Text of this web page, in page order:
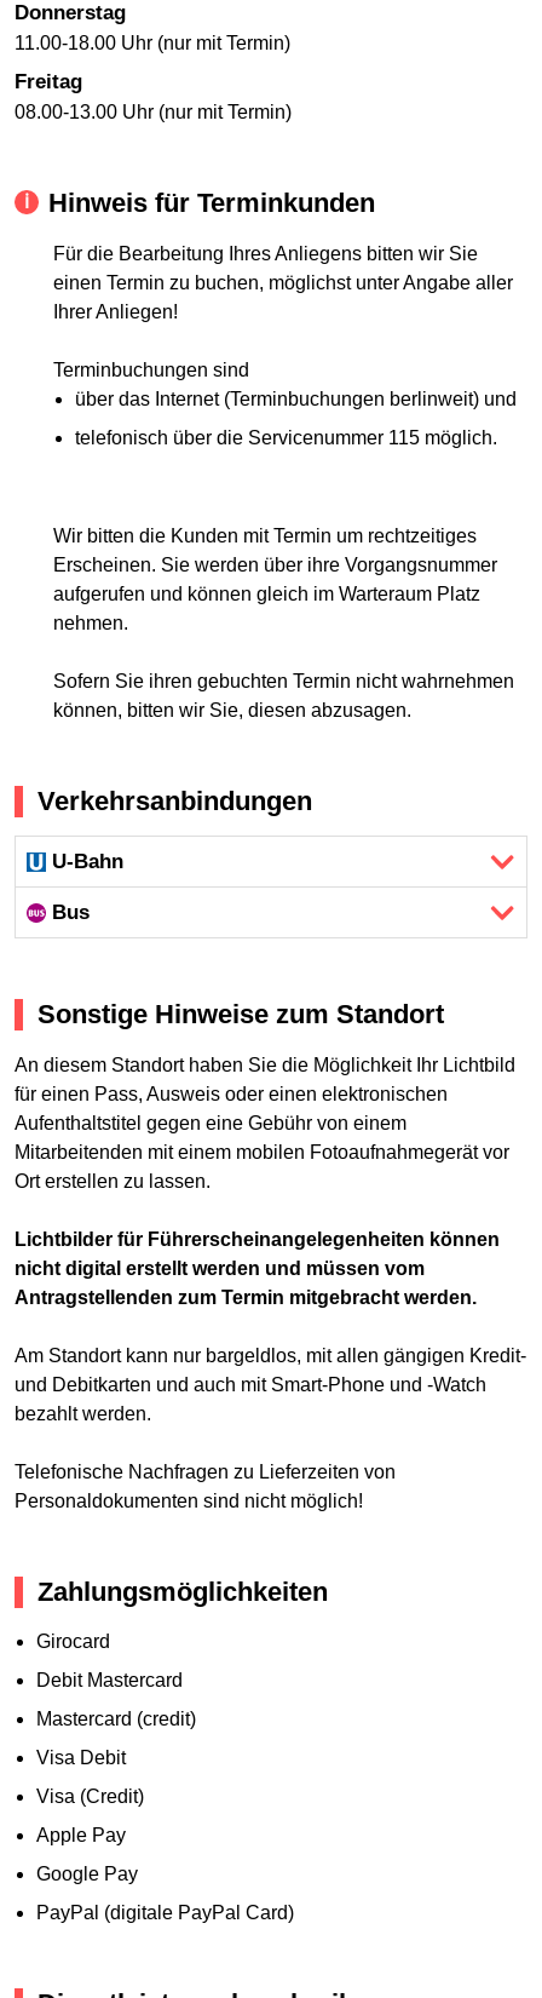
Donnerstag
11.00-18.00 Uhr (nur mit Termin)
Freitag
08.00-13.00 Uhr (nur mit Termin)
Hinweis für Terminkunden
Für die Bearbeitung Ihres Anliegens bitten wir Sie
einen Termin zu buchen, möglichst unter Angabe aller
Ihrer Anliegen!
Terminbuchungen sind
über das Internet (Terminbuchungen berlinweit) und
telefonisch über die Servicenummer 115 möglich.
Wir bitten die Kunden mit Termin um rechtzeitiges
Erscheinen. Sie werden über ihre Vorgangsnummer
aufgerufen und können gleich im Warteraum Platz
nehmen.
Sofern Sie ihren gebuchten Termin nicht wahrnehmen
können, bitten wir Sie, diesen abzusagen.
Verkehrsanbindungen
U-Bahn
Bus
Sonstige Hinweise zum Standort
An diesem Standort haben Sie die Möglichkeit Ihr Lichtbild
für einen Pass, Ausweis oder einen elektronischen
Aufenthaltstitel gegen eine Gebühr von einem
Mitarbeitenden mit einem mobilen Fotoaufnahmegerät vor
Ort erstellen zu lassen.
Lichtbilder für Führerscheinangelegenheiten können
nicht digital erstellt werden und müssen vom
Antragstellenden zum Termin mitgebracht werden.
Am Standort kann nur bargeldlos, mit allen gängigen Kredit-
und Debitkarten und auch mit Smart-Phone und -Watch
bezahlt werden.
Telefonische Nachfragen zu Lieferzeiten von
Personaldokumenten sind nicht möglich!
Zahlungsmöglichkeiten
Girocard
Debit Mastercard
Mastercard (credit)
Visa Debit
Visa (Credit)
Apple Pay
Google Pay
PayPal (digitale PayPal Card)